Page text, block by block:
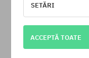
Mărimi existente:
SETĂRI
ACCEPTĂ TOATE